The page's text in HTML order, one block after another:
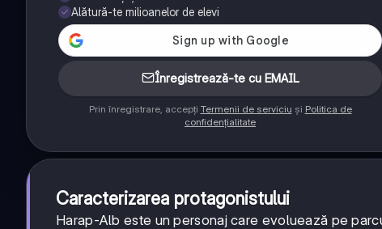
Alătură-te milioanelor de elevi
Înregistrează-te cu EMAIL
Prin înregistrare, accepți Termenii de serviciu și Politica de
confidențialitate
Caracterizarea protagonistului
Harap-Alb este un personaj care evoluează pe